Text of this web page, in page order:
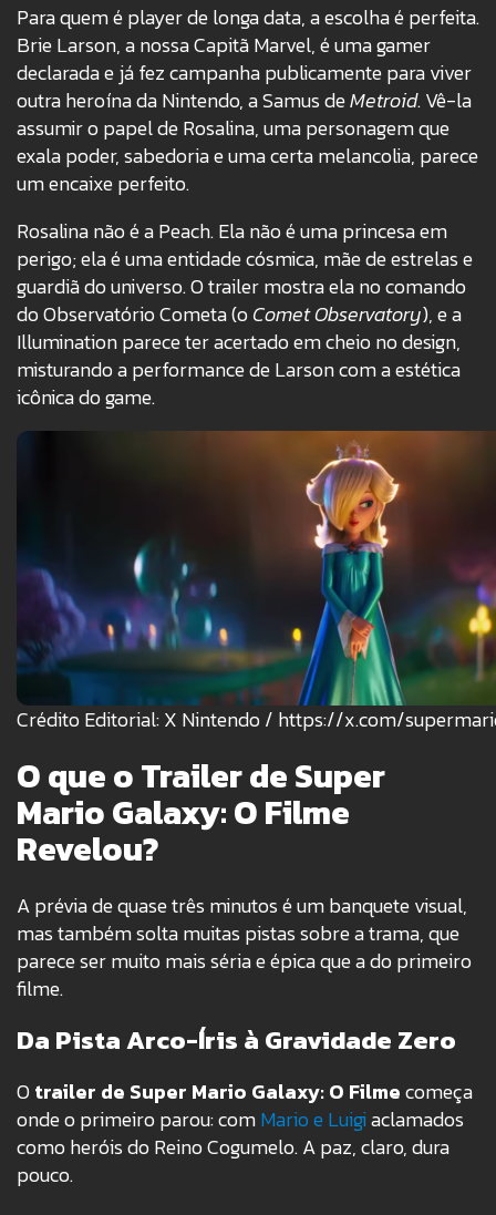
Para quem é player de longa data, a escolha é perfeita.
Brie Larson, a nossa Capitã Marvel, é uma gamer
declarada e já fez campanha publicamente para viver
outra heroína da Nintendo, a Samus deMetroid. Vê-la
assumir o papel de Rosalina, uma personagem que
exala poder, sabedoria e uma certa melancolia, parece
um encaixe perfeito.
Rosalina não é a Peach. Ela não é uma princesa em
perigo; ela é uma entidade cósmica, mãe de estrelas e
guardiã do universo. O trailer mostra ela no comando
do Observatório Cometa (oComet Observatory), e a
Illumination parece ter acertado em cheio no design,
misturando a performance de Larson com a estética
icônica do game.
Crédito Editorial: X Nintendo / https://x.com/
O que o Trailer de Super
Mario Galaxy: O Filme
Revelou?
A prévia de quase três minutos é um banquete visual,
mas também solta muitas pistas sobre a trama, que
parece ser muito mais séria e épica que a do primeiro
filme.
Da Pista Arco-Íris à Gravidade Zero
O trailer de Super Mario Galaxy: O Filmecomeça
onde o primeiro parou: comMario e Luigiaclamados
como heróis do Reino Cogumelo. A paz, claro, dura
pouco.